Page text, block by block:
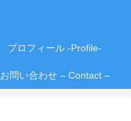
プロフィール -Profile-
お問い合わせ – Contact –